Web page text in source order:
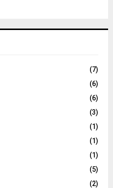
(7)
(6)
(6)
(3)
(1)
(1)
(1)
(5)
(2)